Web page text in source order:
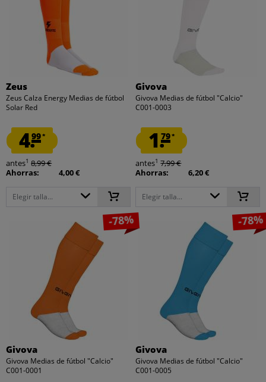
Zeus
Zeus Calza Energy Medias de fútbol
Solar Red
4.99*
antes1 8,99 €
Ahorras:
4,00 €
Elegir talla...
Givova
Givova Medias de fútbol "Calcio"
C001-0003
1.79*
antes1 7,99 €
Ahorras:
6,20 €
Elegir talla...
-78%
Givova
Givova Medias de fútbol "Calcio"
C001-0001
-78%
Givova
Givova Medias de fútbol "Calcio"
C001-0005